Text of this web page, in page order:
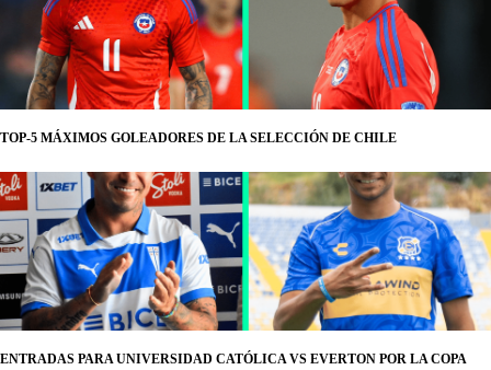
TOP-5 MÁXIMOS GOLEADORES DE LA SELECCIÓN DE CHILE
ENTRADAS PARA UNIVERSIDAD CATÓLICA VS EVERTON POR LA COPA